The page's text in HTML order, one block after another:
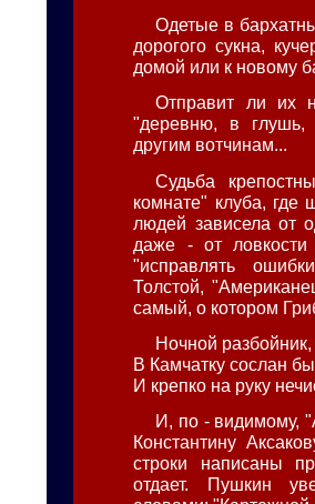
Одетые в
дорогого сукна,
домой или к новому
Отправит ли их
"деревню, в
другим вотчинам...
Судьба
комнате" клуба, где
людей зависела от
даже - от ловкости
"исправлять
Толстой,
самый, о котором
Ночной разбойник,
В Камчатку сослан
И крепко на руку
И, по - видимому,
Константину
строки написаны
отдает. Пушкин